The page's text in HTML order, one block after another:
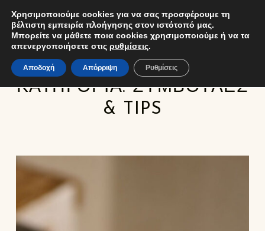
δέσποινα φύλλη
ΕΜΠΟΡΊΑ ΧΡΥΣΟΎ ΚΑΙ ΚΟΣΜΗΜΆΤΩΝ MENU
EL ΧΡΗΣΤΗΣ
ΚΑΤΗΓΟΡΊΑ:ΣΥΜΒΟΥΛΈΣ
& TIPS
Χρησιμοποιούμε cookies για να σας προσφέρουμε τη
βέλτιστη εμπειρία πλοήγησης στον ιστότοπό μας.
Μπορείτε να μάθετε ποια cookies χρησιμοποιούμε ή να τα
απενεργοποιήσετε στις ρυθμίσεις.
Αποδοχή Απόρριψη Ρυθμίσεις